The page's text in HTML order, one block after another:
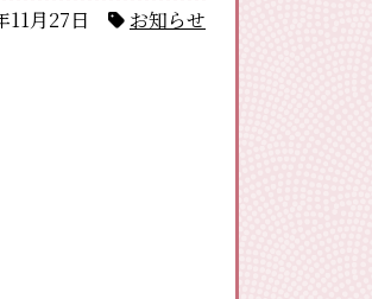
11月27日 お知らせ